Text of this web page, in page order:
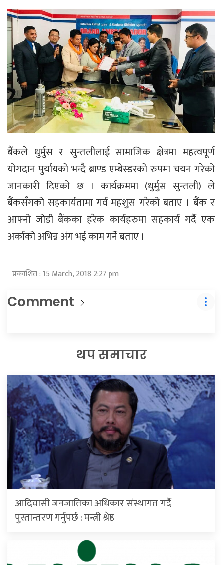
बैंकले धुर्मुस र सुन्तलीलाई सामाजिक क्षेत्रमा महत्वपूर्ण
योगदान पुर्यायको भन्दै ब्राण्ड एम्बेस्डरको रुपमा चयन गरेको
जानकारी दिएको छ । कार्यक्रममा (धुर्मुस सुन्तली) ले
बैंकसँगको सहकार्यतामा गर्व महशुस गरेको बताए । बैंक र
आफ्नो जोडी बैंकका हरेक कार्यहरुमा सहकार्य गर्दै एक
अर्काको अभिन्न अंग भई काम गर्ने बताए ।
प्रकाशित : 15 March, 2018 2:27 pm
Comment
थप समाचार
आदिवासी जनजातिका अधिकार संस्थागत गर्दै
पुस्तान्तरण गर्नुपर्छ : मन्त्री श्रेष्ठ